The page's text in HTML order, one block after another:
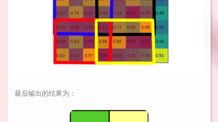
最后输出的结果为：